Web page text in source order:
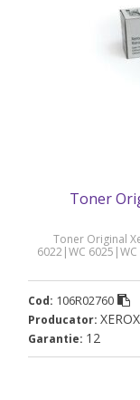
Toner
Toner Original
6022|WC 6025|WC
Cod: 106R02760
Producator: XEROX
Garantie: 12